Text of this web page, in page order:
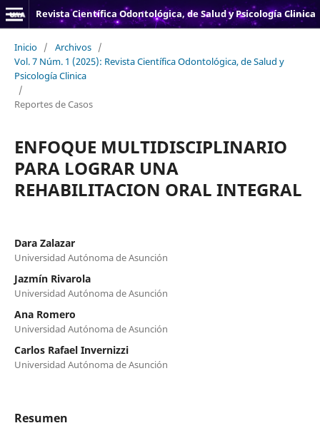
Revista Científica Odontológica, de Salud y Psicología Clinica
Inicio / Archivos /
Vol. 7 Núm. 1 (2025): Revista Científica Odontológica, de Salud y
Psicología Clinica
/
Reportes de Casos
ENFOQUE MULTIDISCIPLINARIO
PARA LOGRAR UNA
REHABILITACION ORAL INTEGRAL
Dara Zalazar
Universidad Autónoma de Asunción
Jazmín Rivarola
Universidad Autónoma de Asunción
Ana Romero
Universidad Autónoma de Asunción
Carlos Rafael Invernizzi
Universidad Autónoma de Asunción
Resumen